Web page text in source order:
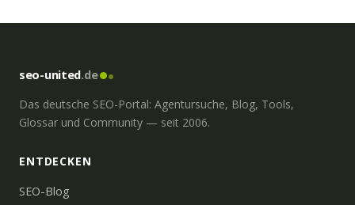
seo-united.de
Das deutsche SEO-Portal: Agentursuche, Blog, Tools,
Glossar und Community — seit 2006.
ENTDECKEN
SEO-Blog